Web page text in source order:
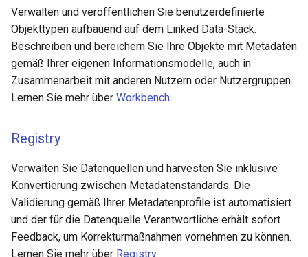
Verwalten und veröffentlichen Sie benutzerdefinierte
Objekttypen aufbauend auf dem Linked Data-Stack.
Beschreiben und bereichern Sie Ihre Objekte mit Metadaten
gemäß Ihrer eigenen Informationsmodelle, auch in
Zusammenarbeit mit anderen Nutzern oder Nutzergruppen.
Lernen Sie mehr über Workbench.
Registry
Verwalten Sie Datenquellen und harvesten Sie inklusive
Konvertierung zwischen Metadatenstandards. Die
Validierung gemäß Ihrer Metadatenprofile ist automatisiert
und der für die Datenquelle Verantwortliche erhält sofort
Feedback, um Korrekturmaßnahmen vornehmen zu können.
Lernen Sie mehr über Registry.